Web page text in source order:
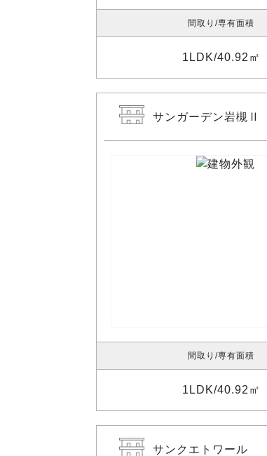
間取り 専有面積
1LDK 40.92㎡
サンガーデン岩槻Ⅱ
間取り 専有面積
1LDK 40.92㎡
サンクエトワール